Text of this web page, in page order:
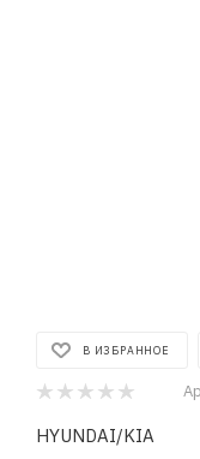
В ИЗБРАННОЕ
HYUNDAI/KIA